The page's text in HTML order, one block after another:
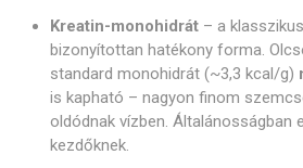
Kreatin-monohidrát – a
bizonyítottan hatékony forma.
standard monohidrát (~3,3 kcal/g)
is kapható – nagyon finom
oldódnak vízben. Általánosságban
kezdőknek.